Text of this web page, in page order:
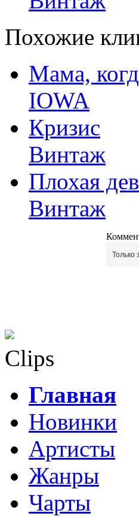
Похожие
Мама,
IOWA
Кризис
Винтаж
Плохая
Винтаж
Только
Clips
Главная
Новинки
Артисты
Жанры
Чарты